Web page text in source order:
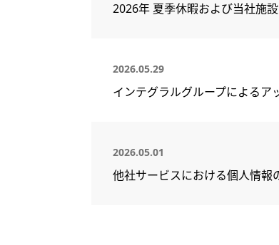
2026年 夏季休暇および当社施
2026.05.29
インテグラルグループによるア
2026.05.01
他社サービスにおける個人情報